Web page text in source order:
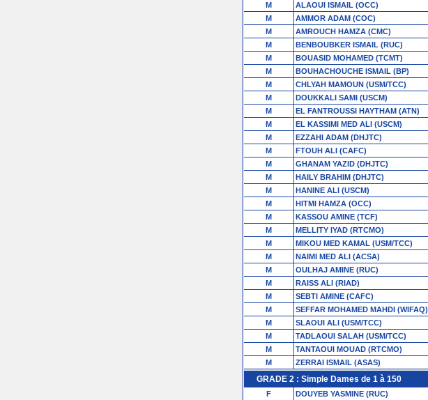
M
ALAOUI ISMAIL (OCC)
M
AMMOR ADAM (COC)
M
AMROUCH HAMZA (CMC)
M
BENBOUBKER ISMAIL (RUC)
M
BOUASID MOHAMED (TCMT)
M
BOUHACHOUCHE ISMAIL (BP)
M
CHLYAH MAMOUN (USM/TCC)
M
DOUKKALI SAMI (USCM)
M
EL FANTROUSSI HAYTHAM (ATN)
M
EL KASSIMI MED ALI (USCM)
M
EZZAHI ADAM (DHJTC)
M
FTOUH ALI (CAFC)
M
GHANAM YAZID (DHJTC)
M
HAILY BRAHIM (DHJTC)
M
HANINE ALI (USCM)
M
HITMI HAMZA (OCC)
M
KASSOU AMINE (TCF)
M
MELLITY IYAD (RTCMO)
M
MIKOU MED KAMAL (USM/TCC)
M
NAIMI MED ALI (ACSA)
M
OULHAJ AMINE (RUC)
M
RAISS ALI (RIAD)
M
SEBTI AMINE (CAFC)
M
SEFFAR MOHAMED MAHDI (WIFAQ)
M
SLAOUI ALI (USM/TCC)
M
TADLAOUI SALAH (USM/TCC)
M
TANTAOUI MOUAD (RTCMO)
M
ZERRAI ISMAIL (ASAS)
GRADE 2 : Simple Dames de 1 à 150
F DOUYEB YASMINE (RUC)